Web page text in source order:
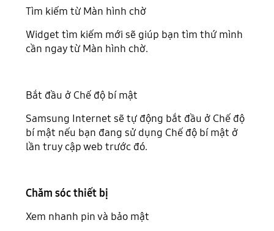
Tìm kiếm từ Màn hình chờ
Widget tìm kiếm mới sẽ giúp bạn tìm thứ mình
cần ngay từ Màn hình chờ.
Bắt đầu ở Chế độ bí mật
Samsung Internet sẽ tự động bắt đầu ở Chế độ
bí mật nếu bạn đang sử dụng Chế độ bí mật ở
lần truy cập web trước đó.
Chăm sóc thiết bị
Xem nhanh pin và bảo mật